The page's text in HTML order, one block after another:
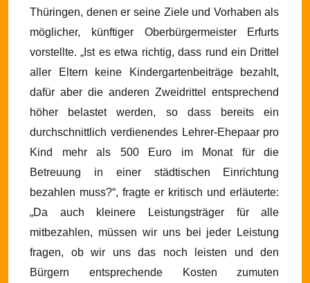
Thüringen, denen er seine Ziele und Vorhaben als
möglicher, künftiger Oberbürgermeister Erfurts
vorstellte. „Ist es etwa richtig, dass rund ein Drittel
aller Eltern keine Kindergartenbeiträge bezahlt,
dafür aber die anderen Zweidrittel entsprechend
höher belastet werden, so dass bereits ein
durchschnittlich verdienendes Lehrer-Ehepaar pro
Kind mehr als 500 Euro im Monat für die
Betreuung in einer städtischen Einrichtung
bezahlen muss?“, fragte er kritisch und erläuterte:
„Da auch kleinere Leistungsträger für alle
mitbezahlen, müssen wir uns bei jeder Leistung
fragen, ob wir uns das noch leisten und den
Bürgern entsprechende Kosten zumuten